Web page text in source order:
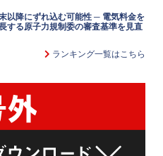
以降にずれ込む可能性 ─ 電気料金を
する原子力規制委の審査基準を見直
ランキング一覧はこちら